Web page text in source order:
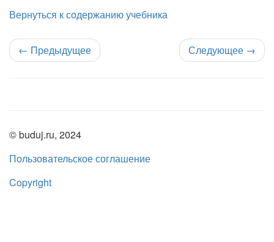
Вернуться к содержанию учебника
← Предыдущее Следующее →
© buduj.ru, 2024
Пользовательское соглашение
Copyright